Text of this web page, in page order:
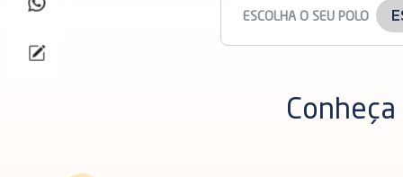
ESCOLHA O SEU POLO